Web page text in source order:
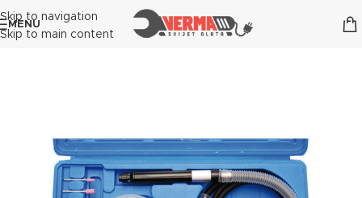
Skip to navigation
Skip to main content
MENU